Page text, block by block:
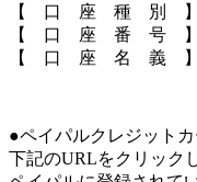
【 口 座 種 別 】
【 口 座 番 号 】
【 口 座 名 義 】（
●ペイパルクレジットカ
下記のURLをクリック